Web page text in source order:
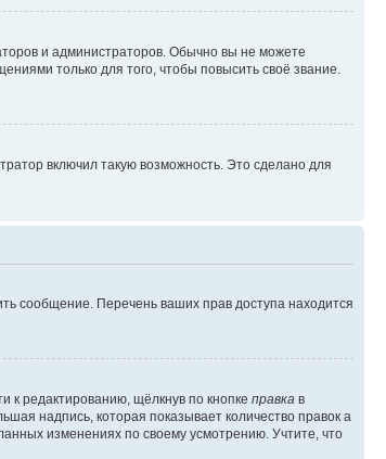
и администраторов. Обычно вы не можете
только для того, чтобы повысить своё звание.
включил такую возможность. Это сделано для
сообщение. Перечень ваших прав доступа находится
редактированию, щёлкнув по кнопке правка в
надпись, которая показывает количество правок а
изменениях по своему усмотрению. Учтите, что